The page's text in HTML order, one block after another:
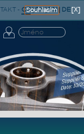
- CZ|SK|EN| DE[X]
Souhlasím